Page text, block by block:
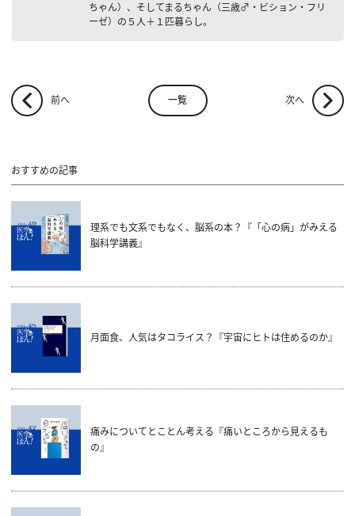
ちゃん）、そしてまるちゃん（三歳♂・ビション・フリ
ーゼ）の５人＋１匹暮らし。
前へ 一覧 次へ
おすすめの記事
理系でも文系でもなく、脳系の本？『「心の病」がみえる
脳科学講義』
月面食、人気はタコライス？『宇宙にヒトは住めるのか』
痛みについてとことん考える『痛いところから見えるも
の』